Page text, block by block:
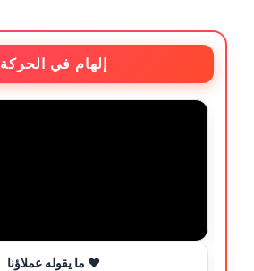
إلهام في الحركة
ما يقوله عملاؤنا ❤️